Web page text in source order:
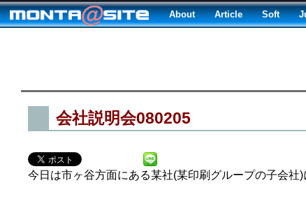
About Article Soft
会社説明会080205
今日は市ヶ谷方面にある某社(某印刷グループの子会社)